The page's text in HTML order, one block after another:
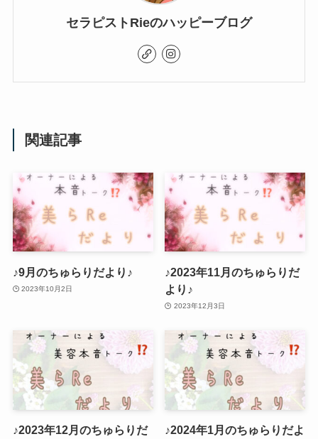
セラピストRieのハッピーブログ
関連記事
♪9月のちゅらりだより♪
2023年10月2日
♪2023年11月のちゅらりだ
より♪
2023年12月3日
♪2023年12月のちゅらりだ
♪2024年1月のちゅらりだよ